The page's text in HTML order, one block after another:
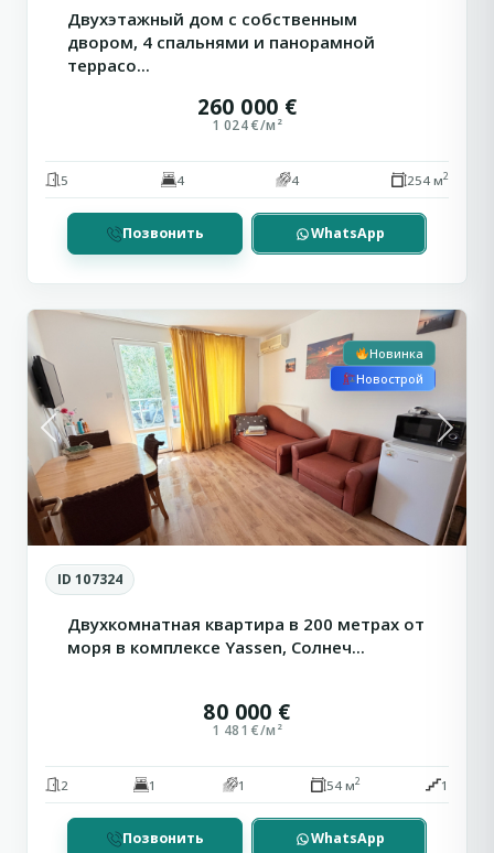
Двухэтажный дом с собственным
двором, 4 спальнями и панорамной
террасо...
260 000 €
1 024 €/м²
5 4 4 254 м2
Позвонить WhatsApp
Берег
Previous Next
Новинка
Новострой
ID 107324
Двухкомнатная квартира в 200 метрах от
моря в комплексе Yassen, Солнеч...
80 000 €
1 481 €/м²
2 1 1 54 м2 1
Позвонить WhatsApp